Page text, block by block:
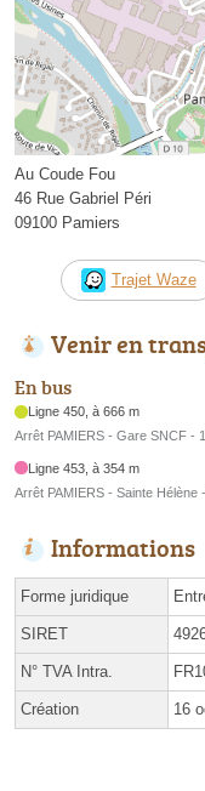
Au Coude Fou
46 Rue Gabriel Péri
09100 Pamiers
Trajet Waze
Venir en
En bus
Ligne 450, à 666 m
Arrêt PAMIERS - Gare SNCF -
Ligne 453, à 354 m
Arrêt PAMIERS - Sainte Hélène
Informations
Forme juridique
SIRET
N° TVA Intra.
Création 16